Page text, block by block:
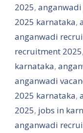
2025,
2025 karnataka,
anganwadi
recruitment 2025,
karnataka,
anganwadi
2025 karnataka,
2025, jobs in
anganwadi